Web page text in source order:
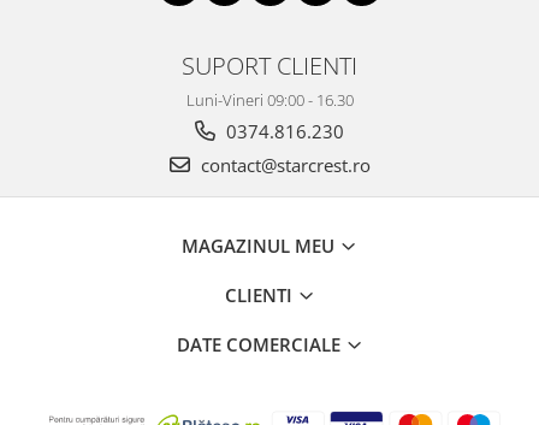
SUPORT CLIENTI
Luni-Vineri 09:00 - 16.30
0374.816.230
contact@starcrest.ro
MAGAZINUL MEU
CLIENTI
DATE COMERCIALE